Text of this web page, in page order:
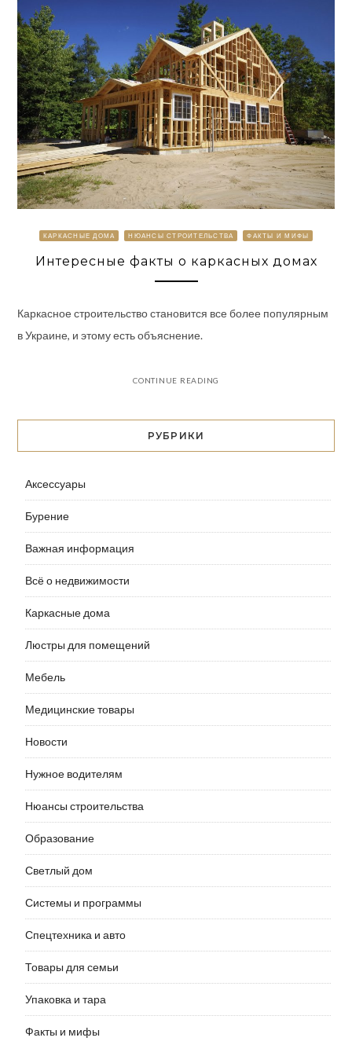
КАРКАСНЫЕ ДОМА НЮАНСЫ СТРОИТЕЛЬСТВА ФАКТЫ И МИФЫ
Интересные факты о каркасных домах
Каркасное строительство становится все более популярным
в Украине, и этому есть объяснение.
CONTINUE READING
РУБРИКИ
Аксессуары
Бурение
Важная информация
Всё о недвижимости
Каркасные дома
Люстры для помещений
Мебель
Медицинские товары
Новости
Нужное водителям
Нюансы строительства
Образование
Светлый дом
Системы и программы
Спецтехника и авто
Товары для семьи
Упаковка и тара
Факты и мифы